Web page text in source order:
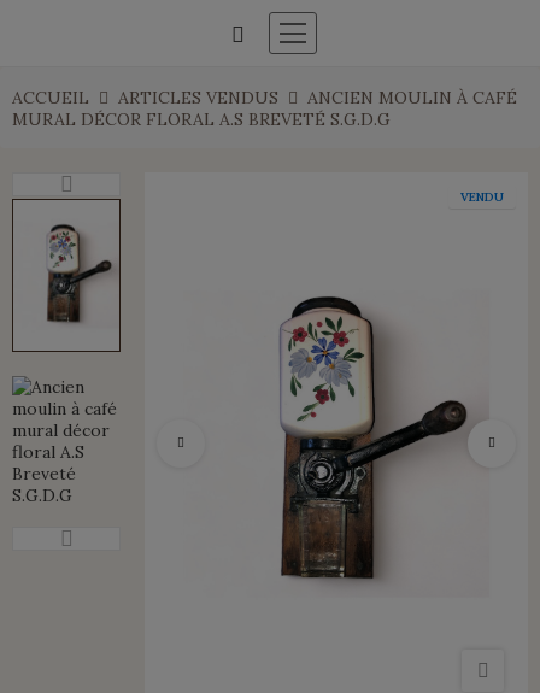
ACCUEIL ARTICLES VENDUS
ANCIEN MOULIN À CAFÉ
MURAL DÉCOR FLORAL A.S BREVETÉ S.G.D.G
VENDU